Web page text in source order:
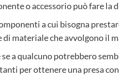
o accessorio può fare la
a cui bisogna
di materiale che avvolgono il
se a qualcuno potrebbero
per ottenere una presa